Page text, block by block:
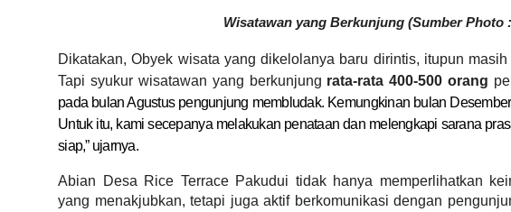
Wisatawan yang Berkunjung (Sumber Photo
Dikatakan, Obyek wisata yang dikelolanya baru dirintis, itupun
Tapi syukur wisatawan yang berkunjung rata-rata 400-500 orang
pada bulan Agustus pengunjung membludak. Kemungkinan bulan
Untuk itu, kami secepanya melakukan penataan dan melengkapi sarana
siap,” ujarnya.
Abian Desa Rice Terrace Pakudui tidak hanya memperlihatkan
yang menakjubkan, tetapi juga aktif berkomunikasi dengan